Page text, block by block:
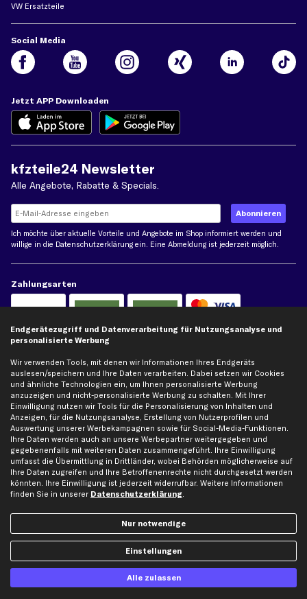
VW Ersatzteile
Social Media
Jetzt APP Downloaden
kfzteile24 Newsletter
Alle Angebote, Rabatte & Specials.
Ich möchte über aktuelle Vorteile und Angebote im Shop informiert werden und
willige in die Datenschutzerklärung ein. Eine Abmeldung ist jederzeit möglich.
Zahlungsarten
Vorkasse
Versand
Artikel, Teile, Original und Bestell-Nr. dienen nur zu Vergleichszwecken und sind
keine Herkunftsbezeichnungen. Die Nennung von Namen, Warenzeichen oder
Markennamen erfolgt nur zu Zwecken der Zuordnung unserer Artikel. Die Angaben
bis zur Bezahlung unser Eigentum.
Die hier dargestellten Daten, insbesondere die gesamte Datenbank, dürfen nicht
vervielfältigt werden. Die Vervielfältigung und Verbreitung der Daten und der
Dritter in solche Aktivitäten ist streng verboten. Jegliche unautorisierte Nutzung von
Inhalten stellt eine Verletzung des Urheberrechts dar und kann rechtliche Schritte
Endgerätezugriff und Datenverarbeitung für Nutzungsanalyse und
personalisierte Werbung
Wir verwenden Tools, mit denen wir Informationen Ihres Endgeräts
auslesen/speichern und Ihre Daten verarbeiten. Dabei setzen wir Cookies
und ähnliche Technologien ein, um Ihnen personalisierte Werbung
anzuzeigen und nicht-personalisierte Werbung zu schalten. Mit Ihrer
Einwilligung nutzen wir Tools für die Personalisierung von Inhalten und
Anzeigen, für die Nutzungsanalyse, Erstellung von Nutzerprofilen und
Auswertung unserer Werbekampagnen sowie für Social-Media-Funktionen.
Ihre Daten werden auch an unsere Werbepartner weitergegeben und
gegebenenfalls mit weiteren Daten zusammengeführt. Ihre Einwilligung
umfasst die Übermittlung in Drittländer, wobei Behörden möglicherweise auf
Ihre Daten zugreifen und Ihre Betroffenenrechte nicht durchgesetzt werden
könnten. Ihre Einwilligung ist jederzeit widerrufbar. Weitere Informationen
finden Sie in unserer Datenschutzerklärung.
Nur notwendige
Einstellungen
Alle zulassen